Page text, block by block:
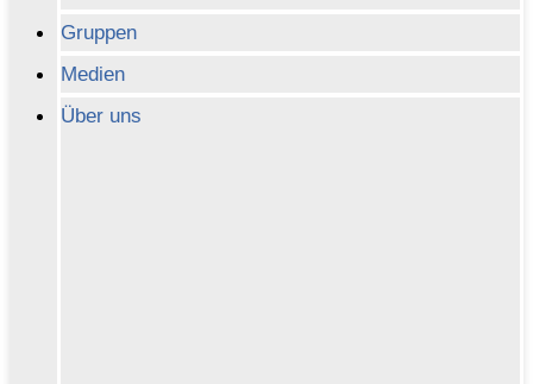
Gruppen
Medien
Über uns